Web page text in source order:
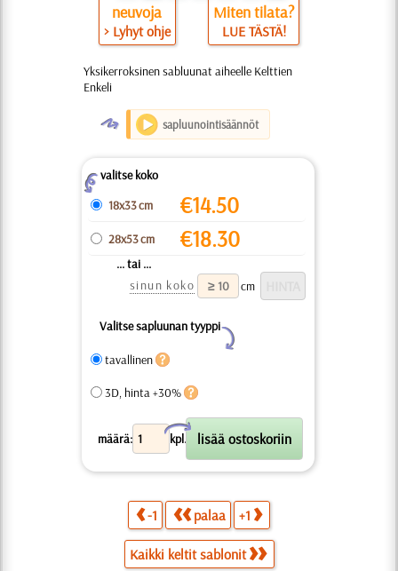
neuvoja
> Lyhyt ohje
Miten tilata?
LUE TÄSTÄ!
Yksikerroksinen sabluunat aiheelle Kelttien
Enkeli
O sapluunointisäännöt
Zvalitse koko
18x33 cm
€14.50
28x53 cm €18.30
... tai ...
sinun koko
cm
Valitse sapluunan tyyppi
Y
tavallinen
3D, hinta +30%
määrä: kpl.
X
-1 palaa +1
Kaikki keltit sablonit